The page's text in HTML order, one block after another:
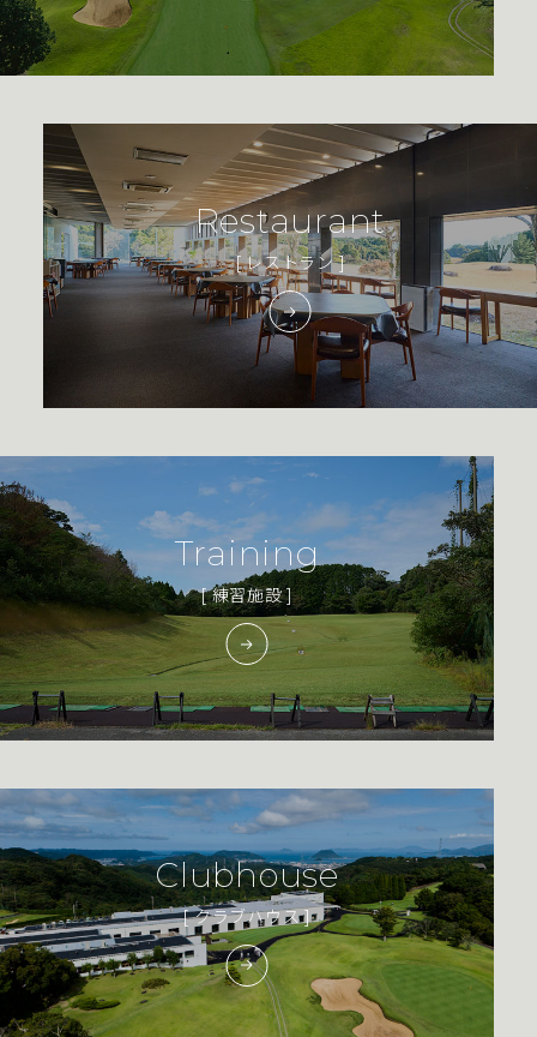
Restaurant
[ レストラン ]
Training
[ 練習施設 ]
Clubhouse
[ クラブハウス ]